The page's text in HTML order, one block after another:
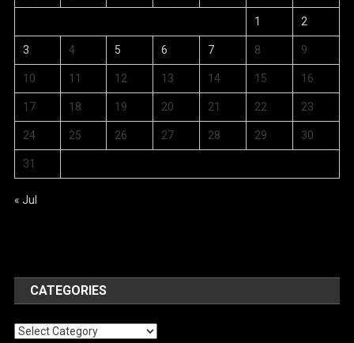
1 2
3 4 5 6 7 8 9
10 11 12 13 14 15 16
17 18 19 20 21 22 23
24 25 26 27 28 29 30
31
« Jul
CATEGORIES
Categories